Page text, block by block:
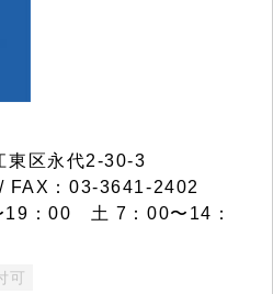
区永代2-30-3
FAX：03-3641-2402
19：00 土 7：00〜14：
可